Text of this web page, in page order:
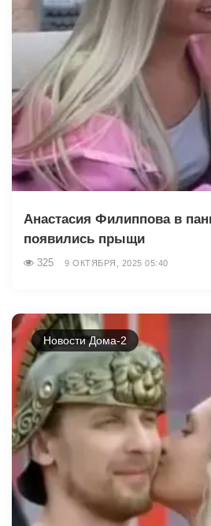
Анастасия Филиппова в
появились прыщи
325 9 ОКТЯБРЯ, 2025 05:40
Новости Дома-2